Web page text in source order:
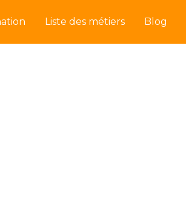
Liste des métiers Blog